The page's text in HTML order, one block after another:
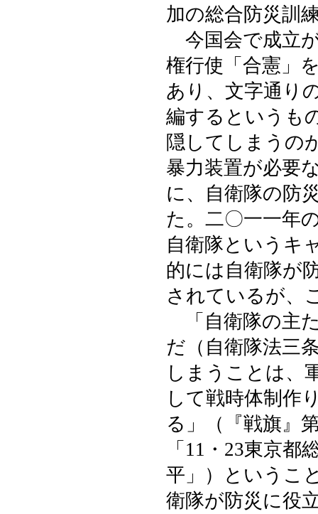
加の総合防災訓
今国会で成立
権行使「合憲」
あり、文字通り
編するというも
隠してしまうの
暴力装置が必要
に、自衛隊の防
た。二〇一一年
自衛隊というキ
的には自衛隊が
されているが、
「自衛隊の主
だ（自衛隊法三
しまうことは、
して戦時体制作
る」（『戦旗』
「11・23東京
平」）というこ
衛隊が防災に役